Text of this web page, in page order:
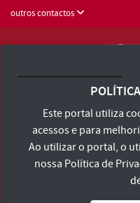
outros contactos
Consulte os Termos e
Este portal utiliza
acessos e para
Ao utilizar o portal, o
nossa Política de